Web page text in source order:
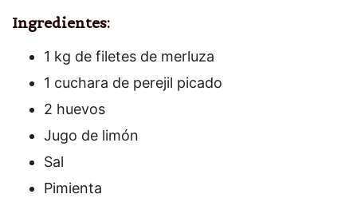
Ingredientes:
1 kg de filetes de merluza
1 cuchara de perejil picado
2 huevos
Jugo de limón
Sal
Pimienta